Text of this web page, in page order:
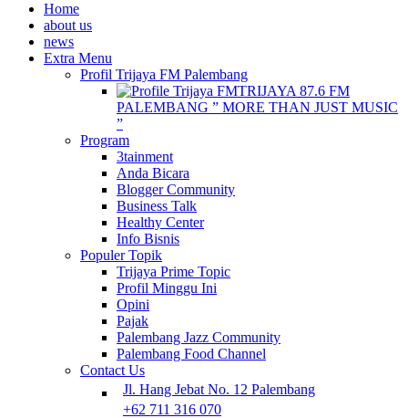
Home
about us
news
Extra Menu
Profil Trijaya FM Palembang
TRIJAYA 87.6 FM
PALEMBANG ” MORE THAN JUST MUSIC
”
Program
3tainment
Anda Bicara
Blogger Community
Business Talk
Healthy Center
Info Bisnis
Populer Topik
Trijaya Prime Topic
Profil Minggu Ini
Opini
Pajak
Palembang Jazz Community
Palembang Food Channel
Contact Us
Jl. Hang Jebat No. 12 Palembang
+62 711 316 070